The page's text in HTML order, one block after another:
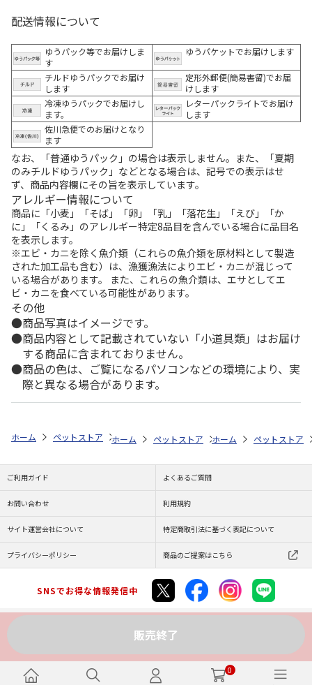
0
配送情報について
ゆうパック等でお届けしま
す
ゆうパケットでお届けします
チルドゆうパックでお届け
します
定形外郵便(簡易書留)でお届
けします
冷凍ゆうパックでお届けし
ます。
レターパックライトでお届け
します
佐川急便でのお届けとなり
ます
なお、「普通ゆうパック」の場合は表示しません。また、「夏期
のみチルドゆうパック」などとなる場合は、記号での表示はせ
ず、商品内容欄にその旨を表示しています。
アレルギー情報について
商品に「小麦」「そば」「卵」「乳」「落花生」「えび」「か
に」「くるみ」のアレルギー特定8品目を含んでいる場合に品目名
を表示します。
※エビ・カニを除く魚介類（これらの魚介類を原材料として製造
された加工品も含む）は、漁獲漁法によりエビ・カニが混じって
いる場合があります。 また、これらの魚介類は、エサとしてエ
ビ・カニを食べている可能性があります。
その他
商品写真はイメージです。
商品内容として記載されていない「小道具類」はお届け
する商品に含まれておりません。
商品の色は、ご覧になるパソコンなどの環境により、実
際と異なる場合があります。
販売終了
ホーム ペットストア ケージ・飼育その他用品 餌やり・水やり用品
ホーム ペットストア ケージ・飼育その他用品
ホーム ペットストア
ご利用ガイド よくあるご質問
お問い合わせ 利用規約
サイト運営会社について 特定商取引法に基づく表記について
プライバシーポリシー 商品のご提案はこちら
SNSでお得な情報発信中